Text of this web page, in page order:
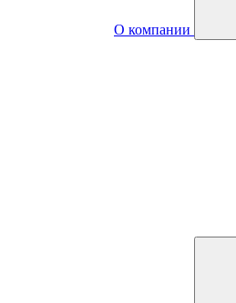
О компании